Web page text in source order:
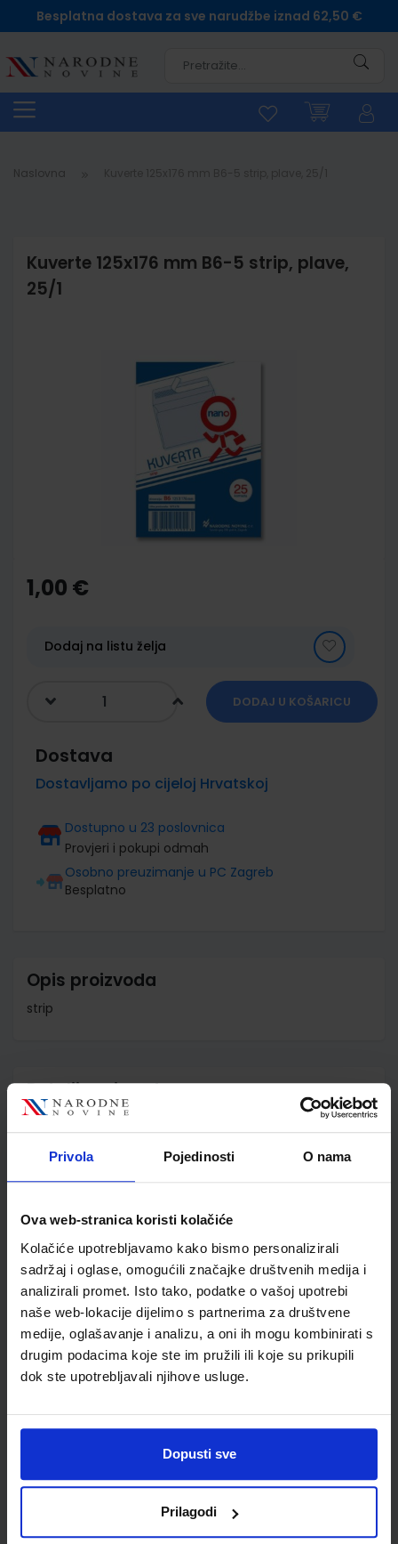
Privola Pojedinosti O nama
Ova web-stranica koristi kolačiće
Kolačiće upotrebljavamo kako bismo personalizirali
sadržaj i oglase, omogućili značajke društvenih medija i
analizirali promet. Isto tako, podatke o vašoj upotrebi
naše web-lokacije dijelimo s partnerima za društvene
medije, oglašavanje i analizu, a oni ih mogu kombinirati s
drugim podacima koje ste im pružili ili koje su prikupili
dok ste upotrebljavali njihove usluge.
Dopusti sve
Prilagodi
Besplatna dostava za sve narudžbe iznad 62,50 €
Naslovna
Kuverte 125x176 mm B6-5 strip, plave,
25/1
the
beginning
gallery
1,00 €
Dodaj na listu želja
DODAJ U KOŠARICU
Dostava
Dostavljamo po cijeloj Hrvatskoj
Dostupno u 23 poslovnica
Provjeri i pokupi odmah
Osobno preuzimanje u PC Zagreb
Besplatno
Opis proizvoda
strip
Detalji proizvoda
Šifra proizvoda
Newsletter prijava
Prijavite se kako bi primali informacije o novim
proizvodima i uslugama, akcijama i drugim
pogodnostima